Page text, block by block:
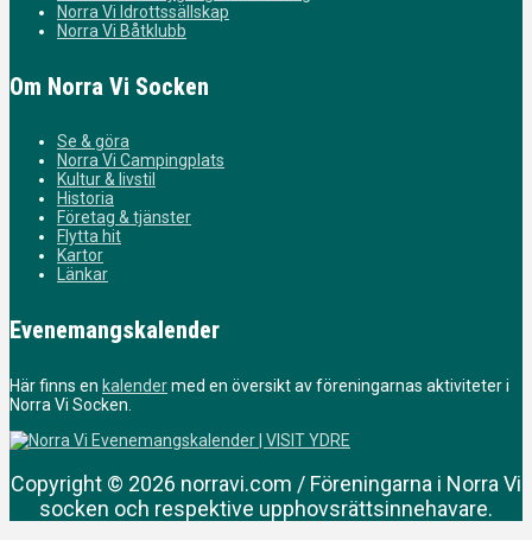
Norra Vi Idrottssällskap
Norra Vi Båtklubb
Om Norra Vi Socken
Se & göra
Norra Vi Campingplats
Kultur & livstil
Historia
Företag & tjänster
Flytta hit
Kartor
Länkar
Evenemangskalender
Här finns en kalendermed en översikt av föreningarnas aktiviteter i
Norra Vi Socken.
Copyright © 2026 norravi.com / Föreningarna i Norra Vi
socken och respektive upphovsrättsinnehavare.